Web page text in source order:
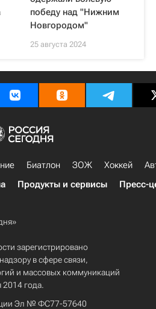
победу над "Нижним
Новгородом"
25 августа 2024
Биатлон ЗОЖ Хоккей
Продукты и сервисы Пресс-
зарегистрировано
в сфере связи,
и массовых коммуникаций
года.
Эл № ФС77-57640